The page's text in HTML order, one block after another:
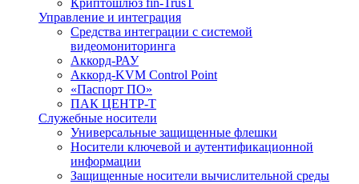
Криптошлюз fin-TrusT
Управление и интеграция
Средства интеграции с системой
видеомониторинга
Аккорд-РАУ
Аккорд-KVM Control Point
«Паспорт ПО»
ПАК ЦЕНТР-Т
Служебные носители
Универсальные защищенные флешки
Носители ключевой и аутентификационной
информации
Защищенные носители вычислительной среды